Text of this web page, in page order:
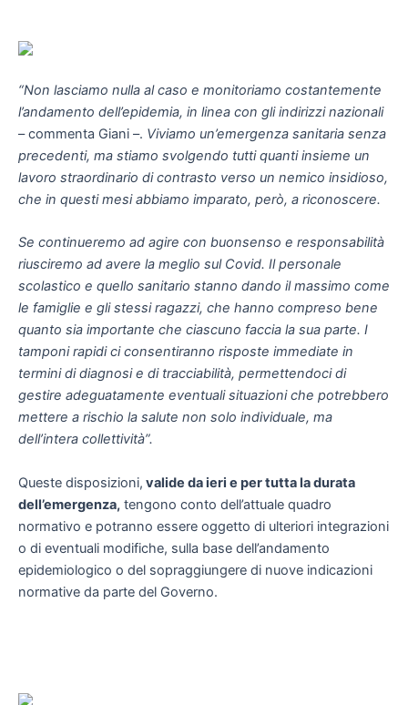
“Non lasciamo nulla al caso e monitoriamo costantemente
l’andamento dell’epidemia, in linea con gli indirizzi nazionali
– commenta Giani –. Viviamo un’emergenza sanitaria senza
precedenti, ma stiamo svolgendo tutti quanti insieme un
lavoro straordinario di contrasto verso un nemico insidioso,
che in questi mesi abbiamo imparato, però, a riconoscere.
Se continueremo ad agire con buonsenso e responsabilità
riusciremo ad avere la meglio sul Covid. Il personale
scolastico e quello sanitario stanno dando il massimo come
le famiglie e gli stessi ragazzi, che hanno compreso bene
quanto sia importante che ciascuno faccia la sua parte. I
tamponi rapidi ci consentiranno risposte immediate in
termini di diagnosi e di tracciabilità, permettendoci di
gestire adeguatamente eventuali situazioni che potrebbero
mettere a rischio la salute non solo individuale, ma
dell’intera collettività”.
Queste disposizioni, valide da ieri e per tutta la durata
dell’emergenza, tengono conto dell’attuale quadro
normativo e potranno essere oggetto di ulteriori integrazioni
o di eventuali modifiche, sulla base dell’andamento
epidemiologico o del sopraggiungere di nuove indicazioni
normative da parte del Governo.